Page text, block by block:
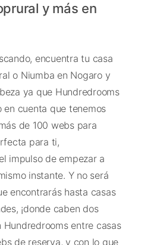
y más en
encuentra tu casa
o Niumba en Nogaro y
ya que Hundredrooms
en cuenta que tenemos
de 100 webs para
para ti,
impulso de empezar a
instante. Y no será
encontrarás hasta casas
¡donde caben dos
entre casas
de reserva, y con lo que